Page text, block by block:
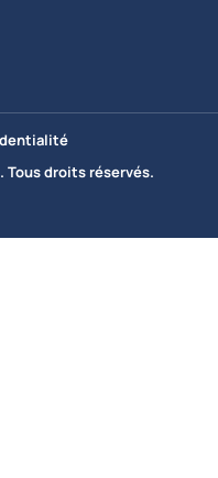
droits réservés.